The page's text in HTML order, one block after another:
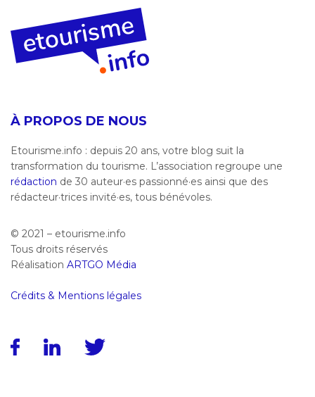
À PROPOS DE NOUS
Etourisme.info : depuis 20 ans, votre blog suit la
transformation du tourisme. L’association regroupe une
rédaction de 30 auteur·es passionné·es ainsi que des
rédacteur·trices invité·es, tous bénévoles.
© 2021 – etourisme.info
Tous droits réservés
Réalisation ARTGO Média
Crédits & Mentions légales